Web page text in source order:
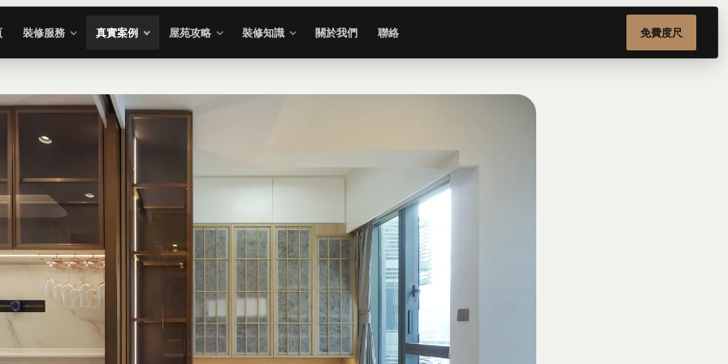
裝修服務 真實案例 屋苑攻略 裝修知識 關於我們 聯絡 免費度尺